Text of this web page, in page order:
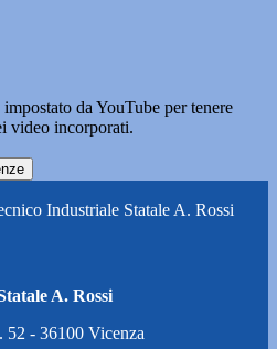
da YouTube per tenere
video incorporati.
Industriale Statale A. Rossi
A. Rossi
- 36100 Vicenza